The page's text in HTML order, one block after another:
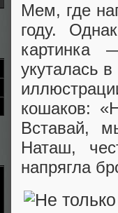
Мем, где
году.
картинка
укуталась
кошаков:
Вставай,
Наташ,
напрягла